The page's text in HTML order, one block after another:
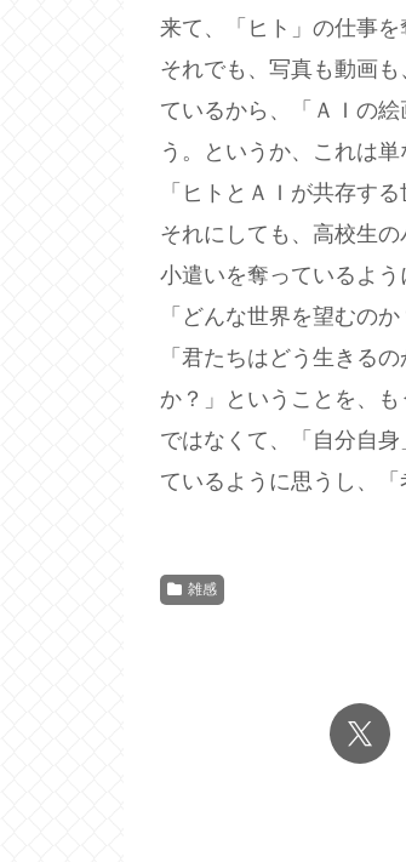
来て、「ヒト」の仕事を
それでも、写真も動画
ているから、「ＡＩの
う。というか、これは
「ヒトとＡＩが共存す
それにしても、高校生
小遣いを奪っているよう
「どんな世界を望むの
「君たちはどう生きる
か？」ということを、
ではなくて、「自分自
ているように思うし、「
雑感